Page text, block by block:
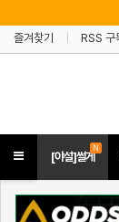
즐겨찾기
RSS 구
Toggle[야설]썰게
N